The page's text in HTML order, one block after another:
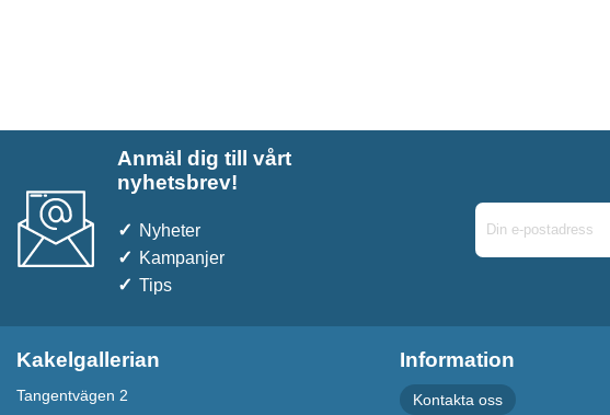
Anmäl dig till vårt
nyhetsbrev!
Nyheter
Kampanjer
Tips
Kakelgallerian
Tangentvägen 2
Information
Kontakta oss